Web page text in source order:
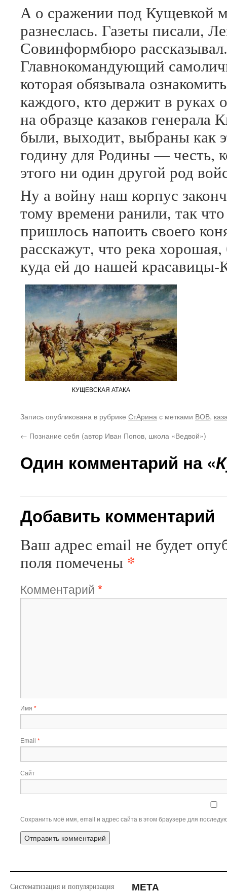
А о сражении под Кущевкой
разнеслась. Газеты писали,
Совинформбюро
Главнокомандующий
которая обязывала
каждого, кто держит в руках
на образце казаков
были, выходит, выбраны как
годину для Родины — честь,
этого ни один другой род
Ну а войну наш корпус
тому времени ранили, так
пришлось напоить своего
расскажут, что река
куда ей до нашей красавицы-
КУЩЕВСКАЯ АТАКА
Запись опубликована в рубрике СтАрина с метками ВОВ,
← Познание себя (автор Иван Попов, школа «Ведвой»)
Один комментарий на «
Добавить комментарий
Ваш адрес email не будет
поля помечены *
Комментарий *
Имя *
Email *
Сайт
Сохранить моё имя, email и адрес сайта в этом браузере для
Систематизация и популяризация
МЕТА